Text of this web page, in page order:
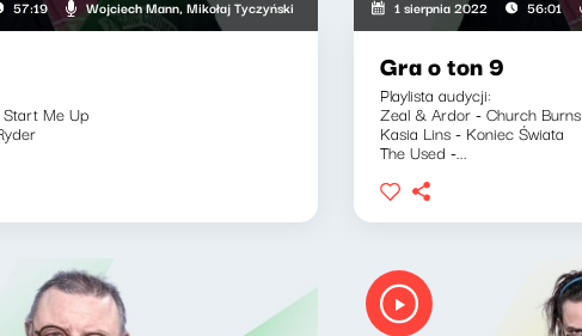
57:19 Wojciech Mann, Mikołaj Tyczyński
Start Me Up
1 sierpnia 2022 56:01
Gra o ton 9
Playlista audycji:
Zeal & Ardor - Church Burns
Kasia Lins - Koniec Świata
The Used -...